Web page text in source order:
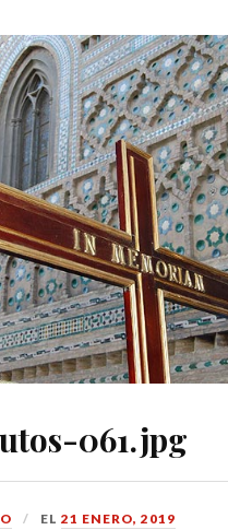
061.jpg
EL21 ENERO, 2019